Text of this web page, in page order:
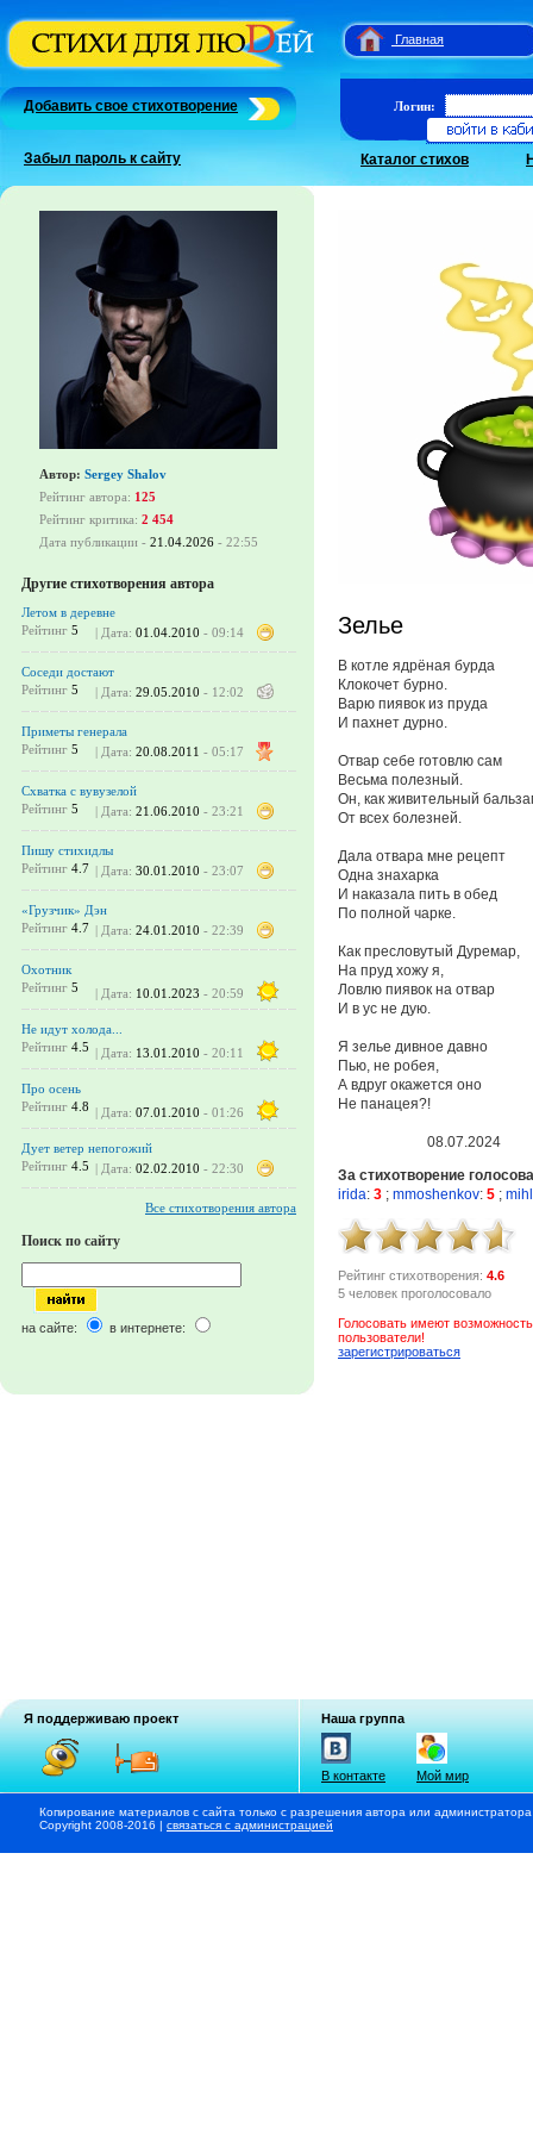
Главная
Добавить свое стихотворение
Забыл пароль к сайту
Логин:
Каталог стихов
Автор: Sergey Shalov
Рейтинг автора: 125
Рейтинг критика: 2 454
Дата публикации - 21.04.2026 - 22:55
Другие стихотворения автора
Летом в деревне
Рейтинг 5 | Дата: 01.04.2010 - 09:14
Соседи достают
Рейтинг 5 | Дата: 29.05.2010 - 12:02
Приметы генерала
Рейтинг 5 | Дата: 20.08.2011 - 05:17
Схватка с вувузелой
Рейтинг 5 | Дата: 21.06.2010 - 23:21
Пишу стихидлы
Рейтинг 4.7 | Дата: 30.01.2010 - 23:07
«Грузчик» Дэн
Рейтинг 4.7 | Дата: 24.01.2010 - 22:39
Охотник
Рейтинг 5 | Дата: 10.01.2023 - 20:59
Не идут холода...
Рейтинг 4.5 | Дата: 13.01.2010 - 20:11
Про осень
Рейтинг 4.8 | Дата: 07.01.2010 - 01:26
Дует ветер непогожий
Рейтинг 4.5 | Дата: 02.02.2010 - 22:30
Все стихотворения автора
Поиск по сайту
на сайте: в интернете:
Зелье
В котле ядрёная бурда
Клокочет бурно.
Варю пиявок из пруда
И пахнет дурно.
Отвар себе готовлю сам
Весьма полезный.
Он, как живительный
От всех болезней.
Дала отвара мне рецепт
Одна знахарка
И наказала пить в обед
По полной чарке.
Как пресловутый Дуремар,
На пруд хожу я,
Ловлю пиявок на отвар
И в ус не дую.
Я зелье дивное давно
Пью, не робея,
А вдруг окажется оно
Не панацея?!
08.07.2024
За стихотворение
irida: 3 ; mmoshenkov: 5 ;
Рейтинг стихотворения: 4.6
5 человек проголосовало
Голосовать имеют
пользователи!
зарегистрироваться
Я поддерживаю проект Наша группа
В контакте Мой мир
Копирование материалов с сайта только с разрешения автора или
Copyright 2008-2016 | связаться с администрацией